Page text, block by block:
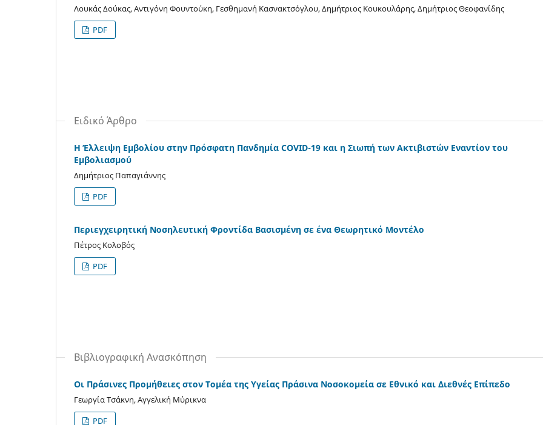
Λουκάς Δούκας, Αντιγόνη Φουντούκη, Γεσθημανή Κασνακτσόγλου, Δημήτριος Κουκουλάρης, Δημήτριος Θεοφανίδης
PDF
Ειδικό Άρθρο
Η Έλλειψη Εμβολίου στην Πρόσφατη Πανδημία COVID-19 και η Σιωπή των Ακτιβιστών Εναντίον του
Εμβολιασμού
Δημήτριος Παπαγιάννης
PDF
Περιεγχειρητική Nοσηλευτική Φροντίδα Βασισμένη σε ένα Θεωρητικό Μοντέλο
Πέτρος Κολοβός
PDF
Βιβλιογραφική Ανασκόπηση
Οι Πράσινες Προμήθειες στον Τομέα της Υγείας Πράσινα Νοσοκομεία σε Εθνικό και Διεθνές Επίπεδο
Γεωργία Τσάκνη, Αγγελική Μύρικνα
PDF